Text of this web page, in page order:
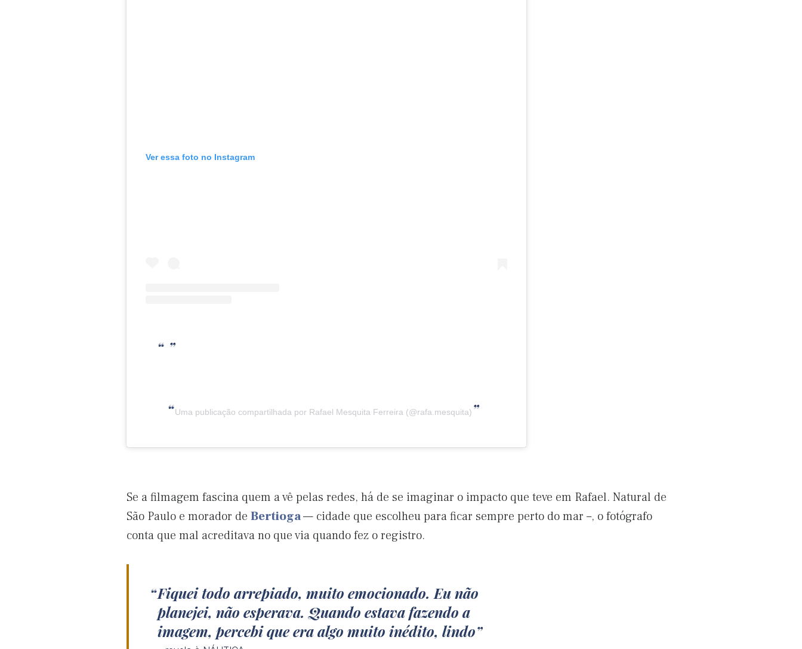
Ver essa foto no Instagram
Uma publicação compartilhada por Rafael Mesquita Ferreira (@rafa.mesquita)
Se a filmagem fascina quem a vê pelas redes, há de se imaginar o impacto que teve em Rafael. Natural de
São Paulo e morador de Bertioga— cidade que escolheu para ficar sempre perto do mar –, o fotógrafo
conta que mal acreditava no que via quando fez o registro.
Fiquei todo arrepiado, muito emocionado. Eu não
planejei, não esperava. Quando estava fazendo a
imagem, percebi que era algo muito inédito, lindo